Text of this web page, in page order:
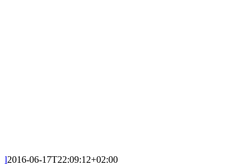
l2016-06-17T22:09:12+02:00